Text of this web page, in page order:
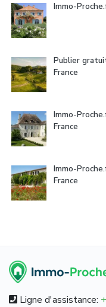
Immo-
Publier
France
Immo-
France
Immo-
France
Ligne d'assistance: